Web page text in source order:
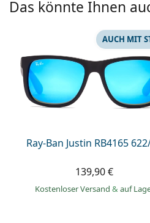
Persol
Alle Marken
Das könnte Ihnen
Ray-Ban Justin RB4165
AUCH MIT
139,90 €
Kostenloser Versand & auf